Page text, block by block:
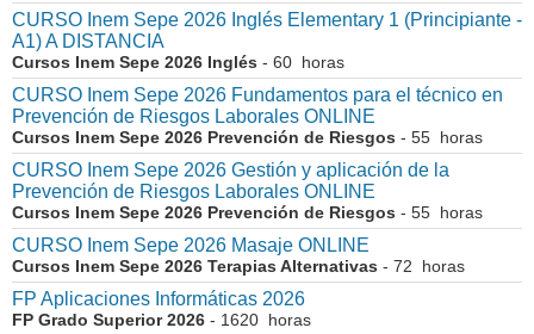
CURSO Inem Sepe 2026 Inglés Elementary 1 (Principiante -
A1) A DISTANCIA
Cursos Inem Sepe 2026 Inglés - 60 horas
CURSO Inem Sepe 2026 Fundamentos para el técnico en
Prevención de Riesgos Laborales ONLINE
Cursos Inem Sepe 2026 Prevención de Riesgos - 55 horas
CURSO Inem Sepe 2026 Gestión y aplicación de la
Prevención de Riesgos Laborales ONLINE
Cursos Inem Sepe 2026 Prevención de Riesgos - 55 horas
CURSO Inem Sepe 2026 Masaje ONLINE
Cursos Inem Sepe 2026 Terapias Alternativas - 72 horas
FP Aplicaciones Informáticas 2026
FP Grado Superior 2026 - 1620 horas